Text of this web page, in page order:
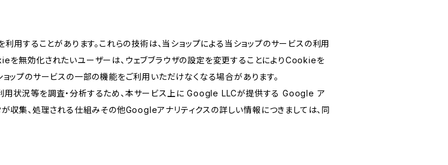
用することがあります。これらの技術は、当ショップによる当ショップのサービスの利用
を無効化されたいユーザーは、ウェブブラウザの設定を変更することによりCookieを
ップのサービスの一部の機能をご利用いただけなくなる場合があります。
利用状況等を調査・分析するため、本サービス上に Google LLCが提供する Google ア
収集、処理される仕組みその他Googleアナリティクスの詳しい情報につきましては、同